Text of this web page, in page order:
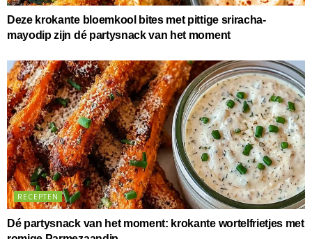
Deze krokante bloemkool bites met pittige sriracha-
mayodip zijn dé partysnack van het moment
RECEPTEN
Dé partysnack van het moment: krokante wortelfrietjes met